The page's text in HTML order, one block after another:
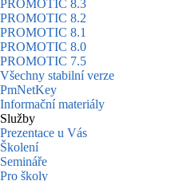
PROMOTIC 8.3
PROMOTIC 8.2
PROMOTIC 8.1
PROMOTIC 8.0
PROMOTIC 7.5
Všechny stabilní verze
PmNetKey
Informační materiály
Služby
Prezentace u Vás
Školení
Semináře
Pro školy